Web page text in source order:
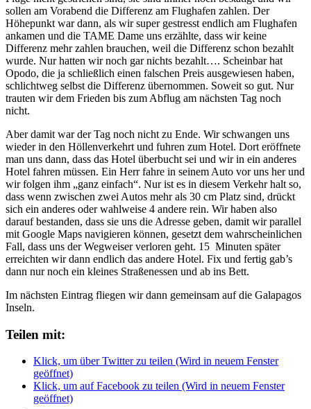
sollen am Vorabend die Differenz am Flughafen zahlen. Der
Höhepunkt war dann, als wir super gestresst endlich am Flughafen
ankamen und die TAME Dame uns erzählte, dass wir keine
Differenz mehr zahlen brauchen, weil die Differenz schon bezahlt
wurde. Nur hatten wir noch gar nichts bezahlt…. Scheinbar hat
Opodo, die ja schließlich einen falschen Preis ausgewiesen haben,
schlichtweg selbst die Differenz übernommen. Soweit so gut. Nur
trauten wir dem Frieden bis zum Abflug am nächsten Tag noch
nicht.
Aber damit war der Tag noch nicht zu Ende. Wir schwangen uns
wieder in den Höllenverkehrt und fuhren zum Hotel. Dort eröffnete
man uns dann, dass das Hotel überbucht sei und wir in ein anderes
Hotel fahren müssen. Ein Herr fahre in seinem Auto vor uns her und
wir folgen ihm „ganz einfach“. Nur ist es in diesem Verkehr halt so,
dass wenn zwischen zwei Autos mehr als 30 cm Platz sind, drückt
sich ein anderes oder wahlweise 4 andere rein. Wir haben also
darauf bestanden, dass sie uns die Adresse geben, damit wir parallel
mit Google Maps navigieren können, gesetzt dem wahrscheinlichen
Fall, dass uns der Wegweiser verloren geht. 15 Minuten später
erreichten wir dann endlich das andere Hotel. Fix und fertig gab’s
dann nur noch ein kleines Straßenessen und ab ins Bett.
Im nächsten Eintrag fliegen wir dann gemeinsam auf die Galapagos
Inseln.
Teilen mit:
Klick, um über Twitter zu teilen (Wird in neuem Fenster
geöffnet)
Klick, um auf Facebook zu teilen (Wird in neuem Fenster
geöffnet)